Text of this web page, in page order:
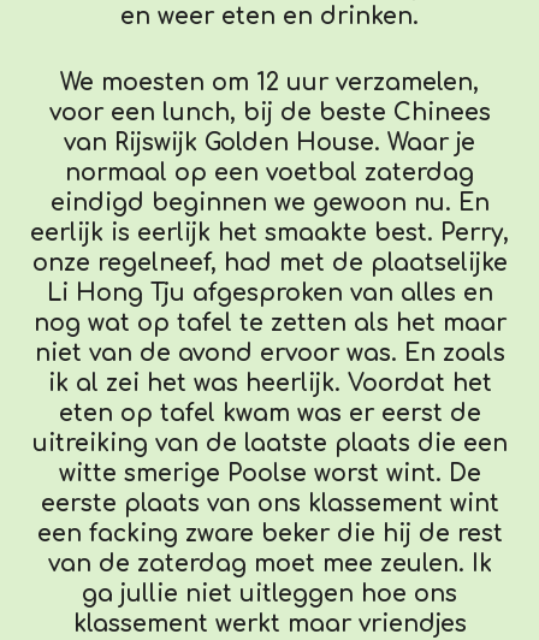
en weer eten en drinken.
We moesten om 12 uur verzamelen,
voor een lunch, bij de beste Chinees
van Rijswijk Golden House. Waar je
normaal op een voetbal zaterdag
eindigd beginnen we gewoon nu. En
eerlijk is eerlijk het smaakte best. Perry,
onze regelneef, had met de plaatselijke
Li Hong Tju afgesproken van alles en
nog wat op tafel te zetten als het maar
niet van de avond ervoor was. En zoals
ik al zei het was heerlijk. Voordat het
eten op tafel kwam was er eerst de
uitreiking van de laatste plaats die een
witte smerige Poolse worst wint. De
eerste plaats van ons klassement wint
een facking zware beker die hij de rest
van de zaterdag moet mee zeulen. Ik
ga jullie niet uitleggen hoe ons
klassement werkt maar vriendjes